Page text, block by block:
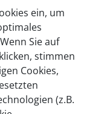
autoaid stecken
auch in Zukunft
am Standort in
vertrauen
und
ein, um
Sie auf
stimmen
Cookies,
(z.B.